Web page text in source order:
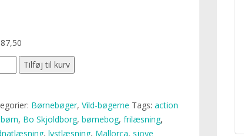
Tilføj til kurv
Børnebøger, Vild-bøgerne Tags: action
, Bo Skjoldborg, børnebog, frilæsning,
, lystlæsning, Mallorca, sjove